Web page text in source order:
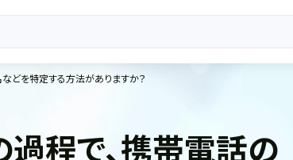
どを特定する方法がありますか？
程で、携帯電話の